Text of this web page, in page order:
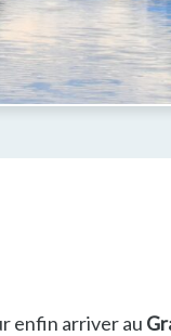
enfin arriver au